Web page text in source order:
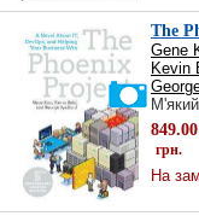
The
Gene
Kevin
М'який
849.00
грн.
На